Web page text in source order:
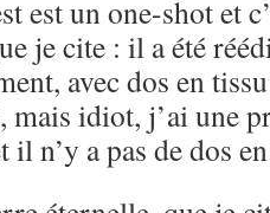
est un one-shot et
je cite : il a été
avec dos en
mais idiot, j’ai une
il n’y a pas de dos